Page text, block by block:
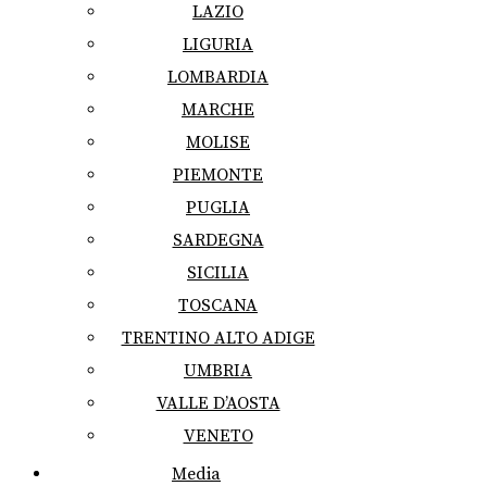
LAZIO
LIGURIA
LOMBARDIA
MARCHE
MOLISE
PIEMONTE
PUGLIA
SARDEGNA
SICILIA
TOSCANA
TRENTINO ALTO ADIGE
UMBRIA
VALLE D’AOSTA
VENETO
Media